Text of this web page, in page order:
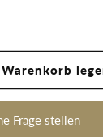
Frage stellen